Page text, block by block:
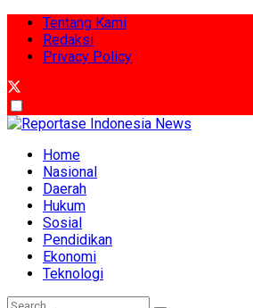
Tentang Kami
Redaksi
Privacy Policy
Home
Nasional
Daerah
Hukum
Sosial
Pendidikan
Ekonomi
Teknologi